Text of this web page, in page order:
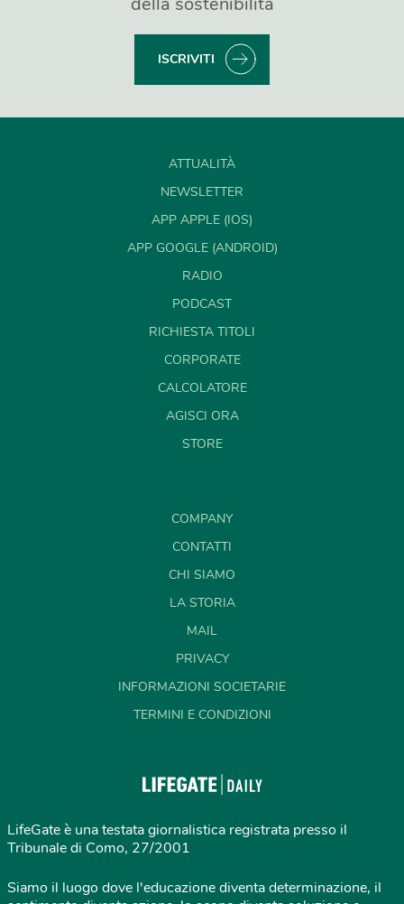
ISCRIVITI
ATTUALITÀ
NEWSLETTER
APP APPLE (IOS)
APP GOOGLE (ANDROID)
RADIO
PODCAST
RICHIESTA TITOLI
CORPORATE
CALCOLATORE
AGISCI ORA
STORE
COMPANY
CONTATTI
CHI SIAMO
LA STORIA
MAIL
PRIVACY
INFORMAZIONI SOCIETARIE
TERMINI E CONDIZIONI
LifeGate è una testata giornalistica registrata presso il
Tribunale di Como, 27/2001
Siamo il luogo dove l'educazione diventa determinazione, il